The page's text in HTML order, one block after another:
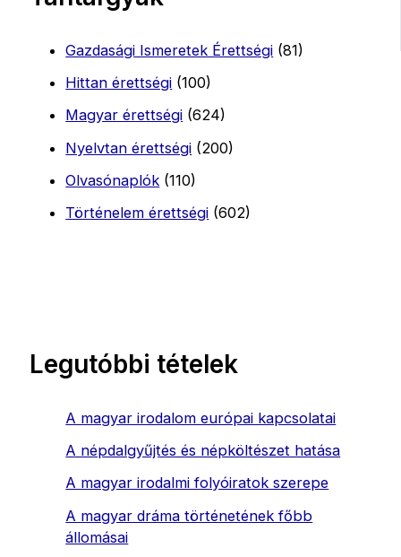
Gazdasági Ismeretek Érettségi (81)
Hittan érettségi (100)
Magyar érettségi (624)
Nyelvtan érettségi (200)
Olvasónaplók (110)
Történelem érettségi (602)
Legutóbbi tételek
A magyar irodalom európai kapcsolatai
A népdalgyűjtés és népköltészet hatása
A magyar irodalmi folyóiratok szerepe
A magyar dráma történetének főbb
állomásai